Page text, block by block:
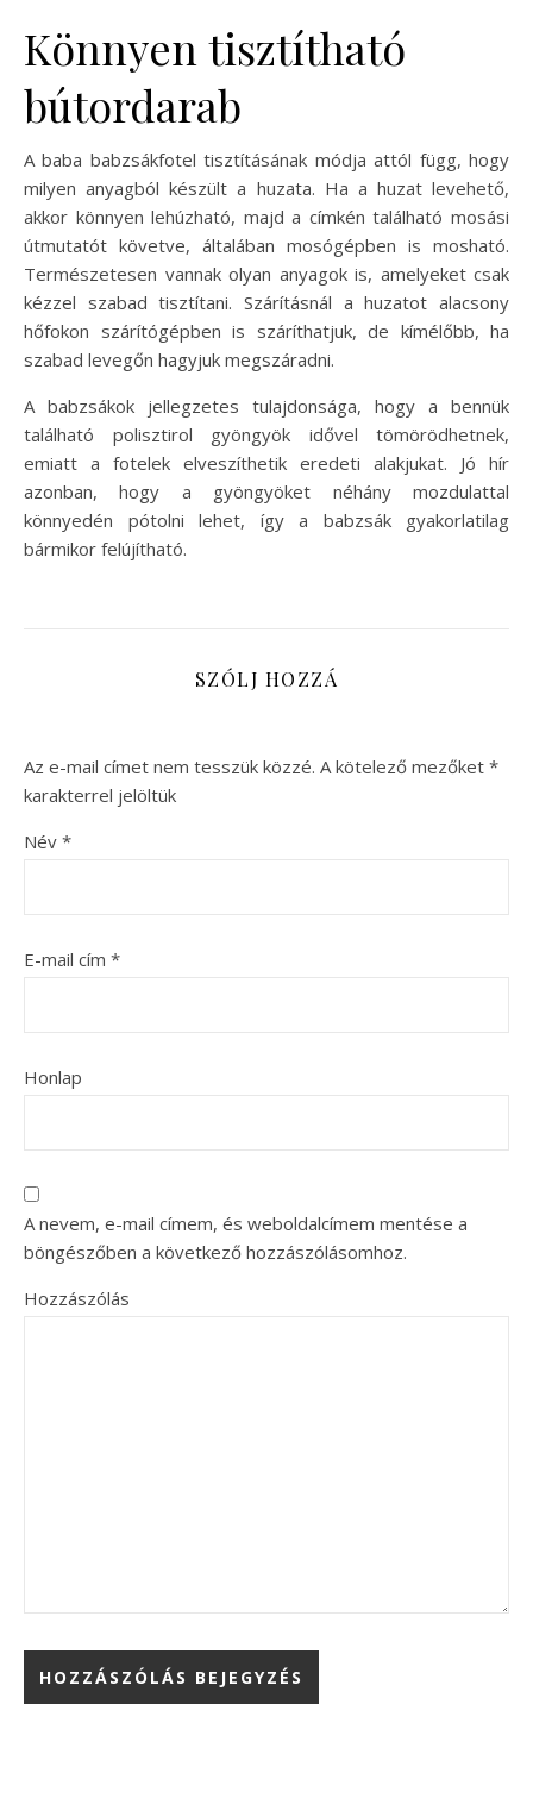
Könnyen tisztítható
bútordarab
A baba babzsákfotel tisztításának módja attól függ, hogy
milyen anyagból készült a huzata. Ha a huzat levehető,
akkor könnyen lehúzható, majd a címkén található mosási
útmutatót követve, általában mosógépben is mosható.
Természetesen vannak olyan anyagok is, amelyeket csak
kézzel szabad tisztítani. Szárításnál a huzatot alacsony
hőfokon szárítógépben is száríthatjuk, de kímélőbb, ha
szabad levegőn hagyjuk megszáradni.
A babzsákok jellegzetes tulajdonsága, hogy a bennük
található polisztirol gyöngyök idővel tömörödhetnek,
emiatt a fotelek elveszíthetik eredeti alakjukat. Jó hír
azonban, hogy a gyöngyöket néhány mozdulattal
könnyedén pótolni lehet, így a babzsák gyakorlatilag
bármikor felújítható.
SZÓLJ HOZZÁ
Az e-mail címet nem tesszük közzé. A kötelező mezőket *
karakterrel jelöltük
Név *
E-mail cím *
Honlap
A nevem, e-mail címem, és weboldalcímem mentése a
böngészőben a következő hozzászólásomhoz.
Hozzászólás